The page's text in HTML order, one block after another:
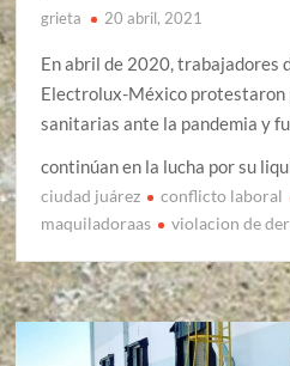
grieta 20 abril, 2021
En abril de 2020, trabajadores
Electrolux-México protestaron
sanitarias ante la pandemia y
continúan en la lucha por su
ciudad juárez conflicto laboral
maquiladoraas
violacion de